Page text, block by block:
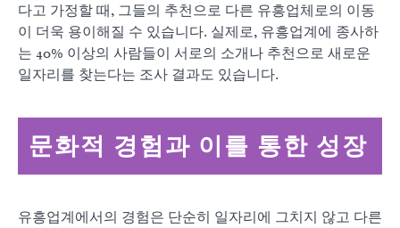
다고 가정할 때, 그들의 추천으로 다른 유흥업체로의 이동
이 더욱 용이해질 수 있습니다. 실제로, 유흥업계에 종사하
는 40% 이상의 사람들이 서로의 소개나 추천으로 새로운
일자리를 찾는다는 조사 결과도 있습니다.
문화적 경험과 이를 통한 성장
유흥업계에서의 경험은 단순히 일자리에 그치지 않고 다른